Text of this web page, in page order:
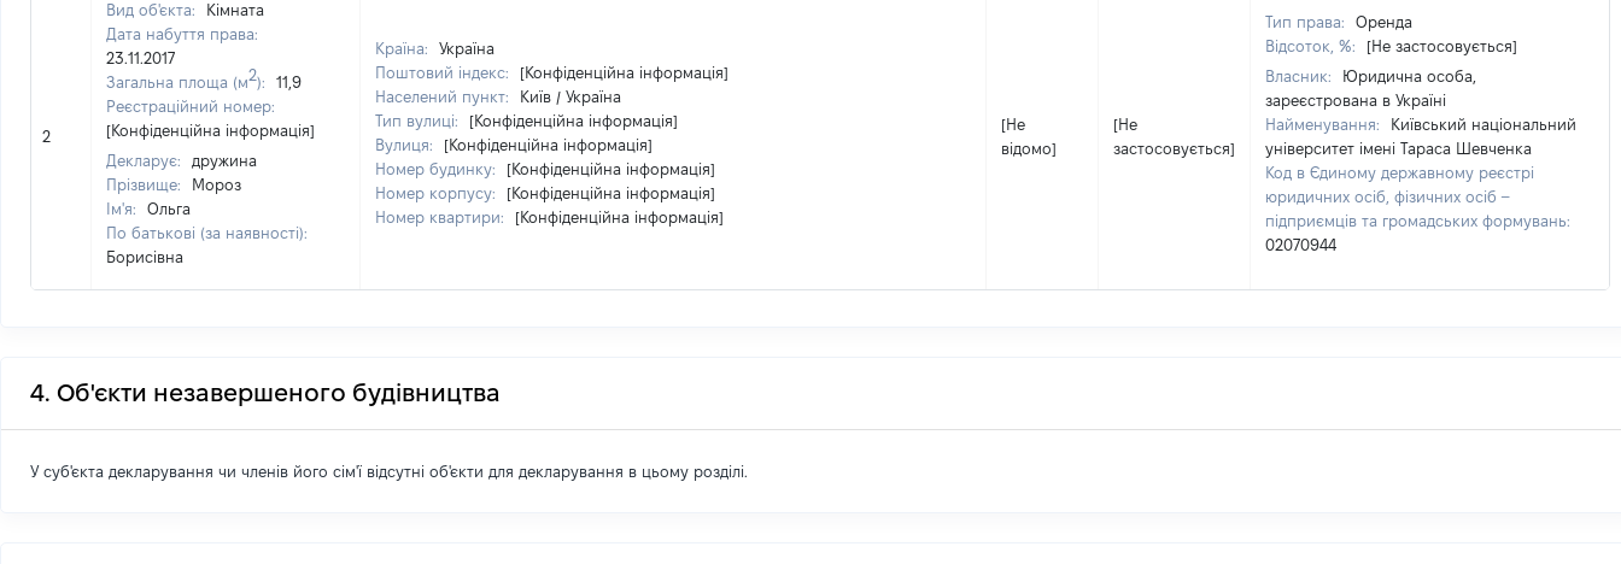
2
Вид об'єкта:
Кімната
Дата набуття права:
23.11.2017
Загальна площа (м2):
11,9
Реєстраційний номер:
[Конфіденційна інформація]
Декларує:
дружина
Прізвище:
Мороз
Ім'я:
Ольга
По батькові (за наявності):
Борисівна
Країна:
Україна
Поштовий індекс:
[Конфіденційна інформація]
Населений пункт:
Київ / Україна
Тип вулиці:
[Конфіденційна інформація]
Вулиця:
[Конфіденційна інформація]
Номер будинку:
[Конфіденційна інформація]
Номер корпусу:
[Конфіденційна інформація]
Номер квартири:
[Конфіденційна інформація]
[Не
відомо]
[Не
застосовується]
Тип права:
Оренда
Відсоток, %:
[Не застосовується]
Власник:
Юридична особа,
зареєстрована в Україні
Найменування:
Київський національний
університет імені Тараса Шевченка
Код в Єдиному державному реєстрі
юридичних осіб, фізичних осіб –
підприємців та громадських формувань:
02070944
4. Об'єкти незавершеного будівництва
У суб'єкта декларування чи членів його сім'ї відсутні об'єкти для декларування в цьому розділі.